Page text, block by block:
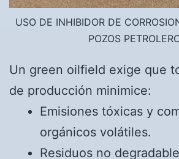
USO DE INHIBIDOR DE
POZOS
Un green oilfield exige que
de producción minimice:
Emisiones tóxicas y
orgánicos volátiles.
Residuos no